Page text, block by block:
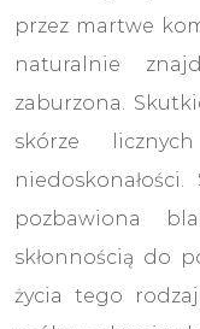
przez martwe
naturalnie
zaburzona.
skórze
pozbawiona
skłonnością do
życia tego